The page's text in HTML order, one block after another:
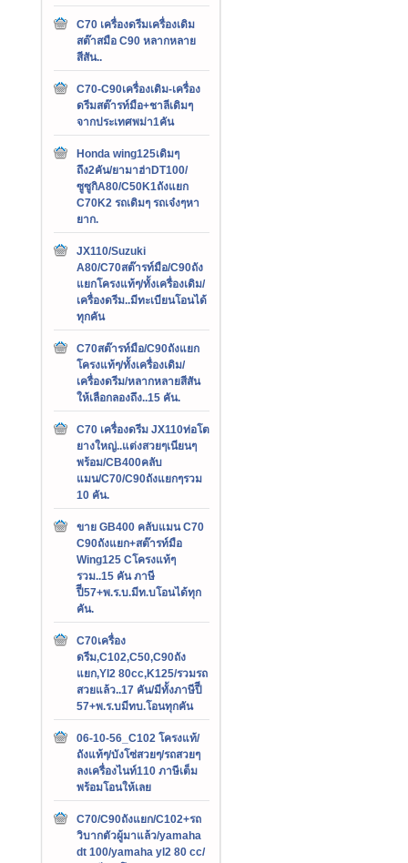
C70 เครื่องดรีมเครื่องเดิม
สต๊าสมือ C90 หลากหลาย
สีสัน..
C70-C90เครื่องเดิม-เครื่อง
ดรีมสต๊ารท์มือ+ชาลีเดิมๆ
จากประเทศพม่า1คัน
Honda wing125เดิมๆ
ถึง2คัน/ยามาฮ่าDT100/
ซูซูกิA80/C50K1ถังแยก
C70K2 รถเดิมๆ รถเจ๋งๆหา
ยาก.
JX110/Suzuki
A80/C70สต๊ารท์มือ/C90ถัง
แยกโครงแท้ๆ/ทั้งเครื่องเดิม/
เครื่องดรีม..มีทะเบียนโอนได้
ทุกคัน
C70สต๊ารท์มือ/C90ถังแยก
โครงแท้ๆ/ทั้งเครื่องเดิม/
เครื่องดรีม/หลากหลายสีสัน
ให้เลือกลองถึง..15 คัน.
C70 เครื่องดรีม JX110ท่อโต
ยางใหญ่..แต่งสวยๆเนียนๆ
พร้อม/CB400คลับ
แมน/C70/C90ถังแยกๆรวม
10 คัน.
ขาย GB400 คลับแมน C70
C90ถังแยก+สต๊ารท์มือ
Wing125 Cโครงแท้ๆ
รวม..15 คัน ภาษี
ปีี57+พ.ร.บ.มีท.บโอนได้ทุก
คัน.
C70เครื่อง
ดรีม,C102,C50,C90ถัง
แยก,Yl2 80cc,K125/รวมรถ
สวยแล้ว..17 คัน/มีทั้งภาษีปีี
57+พ.ร.บมีทบ.โอนทุกคัน
06-10-56_C102 โครงแท้/
ถังแท้ๆ/บังโซ่สวยๆ/รถสวยๆ
ลงเครื่องไนท์110 ภาษีเต็ม
พร้อมโอนให้เลย
C70/C90ถังแยก/C102+รถ
วิบากตัวผู้มาแล้ว/yamaha
dt 100/yamaha yl2 80 cc/